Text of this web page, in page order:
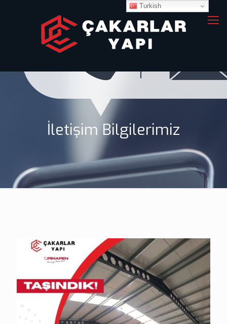
İletişim Bilgilerimiz
Turkish